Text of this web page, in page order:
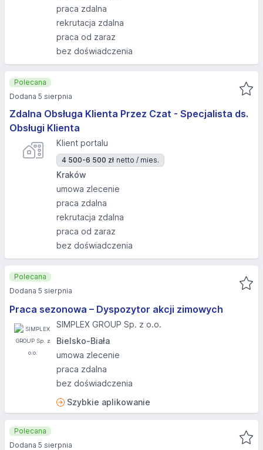
praca zdalna
rekrutacja zdalna
praca od zaraz
bez doświadczenia
Zdalna Obsługa Klienta Przez Czat - Specjalista ds.
Obsługi Klienta
Klient portalu
4 500-6 500 zł netto / mies.
Kraków
umowa zlecenie
praca zdalna
rekrutacja zdalna
praca od zaraz
bez doświadczenia
Polecana
Dodana 5 sierpnia
Praca sezonowa – Dyspozytor akcji zimowych
SIMPLEX GROUP Sp. z o.o.
Bielsko-Biała
umowa zlecenie
praca zdalna
bez doświadczenia
Szybkie aplikowanie
Polecana
Dodana 5 sierpnia
Polecana
Dodana 5 sierpnia